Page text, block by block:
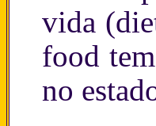
vida
food
no